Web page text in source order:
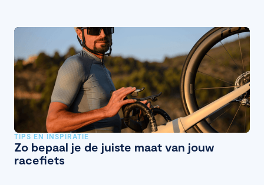
TIPS EN INSPIRATIE
Zo bepaal je de juiste maat van jouw
racefiets